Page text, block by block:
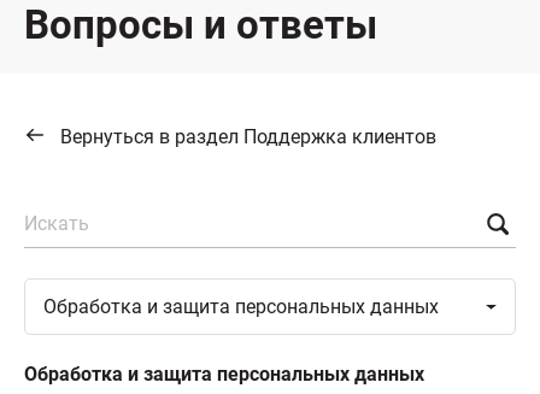
Вопросы и ответы
Вернуться в раздел Поддержка клиентов
Искать
Обработка и защита персональных данных
Обработка и защита персональных данных